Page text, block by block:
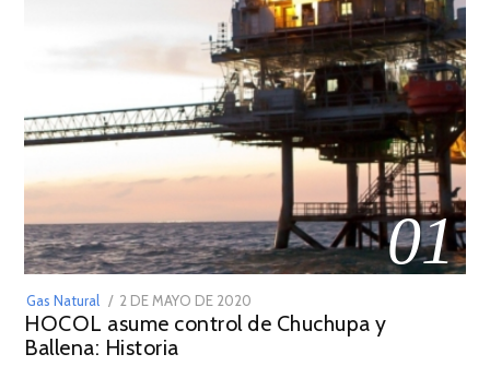
01
Gas Natural
POSTED
ON
2 DE MAYO DE 2020
DE
HOCOL asume control de Chuchupa y
Ballena: Historia